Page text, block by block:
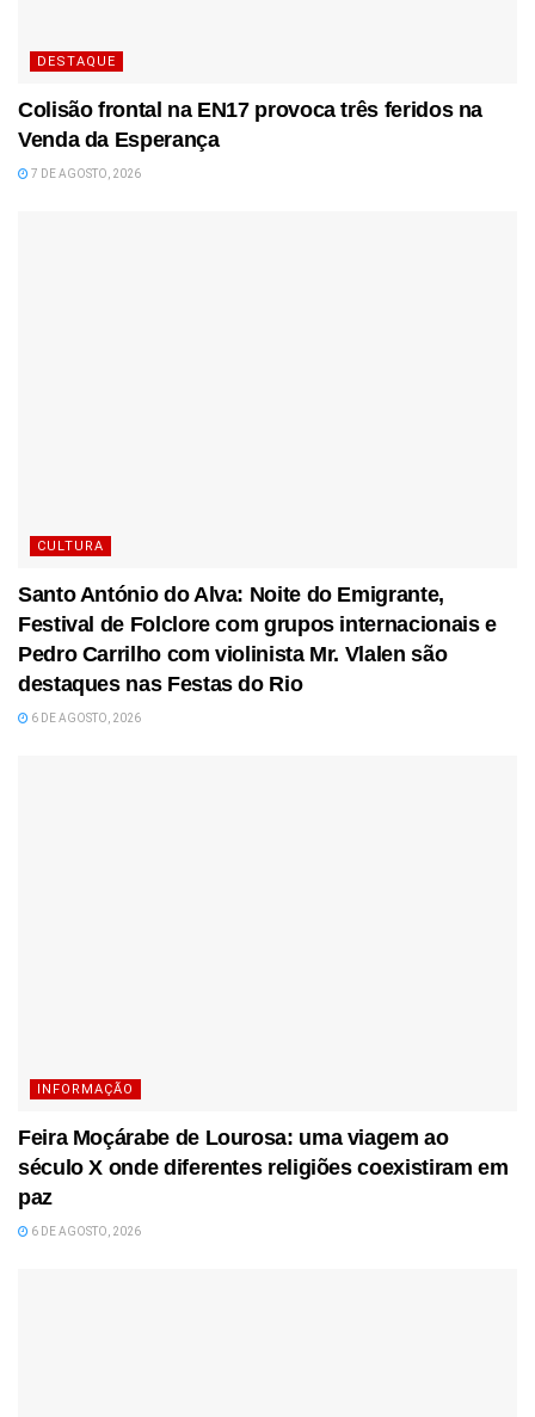
DESTAQUE
Colisão frontal na EN17 provoca três feridos na
Venda da Esperança
7 DE AGOSTO, 2026
CULTURA
Santo António do Alva: Noite do Emigrante,
Festival de Folclore com grupos internacionais e
Pedro Carrilho com violinista Mr. Vlalen são
destaques nas Festas do Rio
6 DE AGOSTO, 2026
INFORMAÇÃO
Feira Moçárabe de Lourosa: uma viagem ao
século X onde diferentes religiões coexistiram em
paz
6 DE AGOSTO, 2026